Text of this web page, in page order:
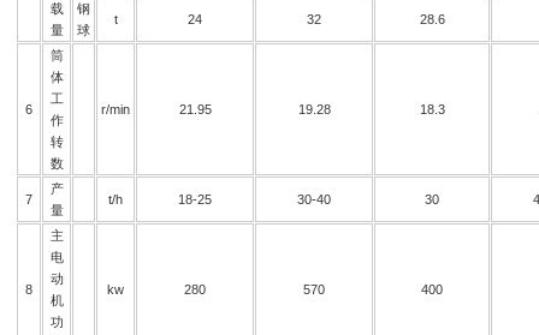
载
量
钢
球
t 24 32 28.6
6
筒
体
工
作
转
数
r/min 21.95 19.28 18.3
7
产
量
t/h 18-25 30-40 30
8
主
电
动
机
功
kw 280 570 400